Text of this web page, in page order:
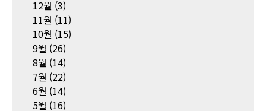
12월 (3)
11월 (11)
10월 (15)
9월 (26)
8월 (14)
7월 (22)
6월 (14)
5월 (16)